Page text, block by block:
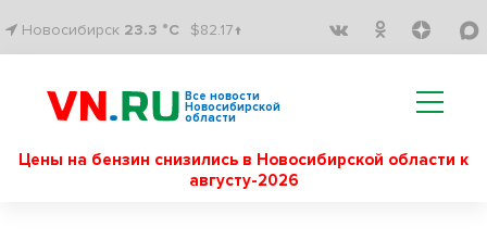
Новосибирск 23.3 °C $82.17↑
Все новости
Новосибирской
области
Цены на бензин снизились в Новосибирской области к
августу-2026